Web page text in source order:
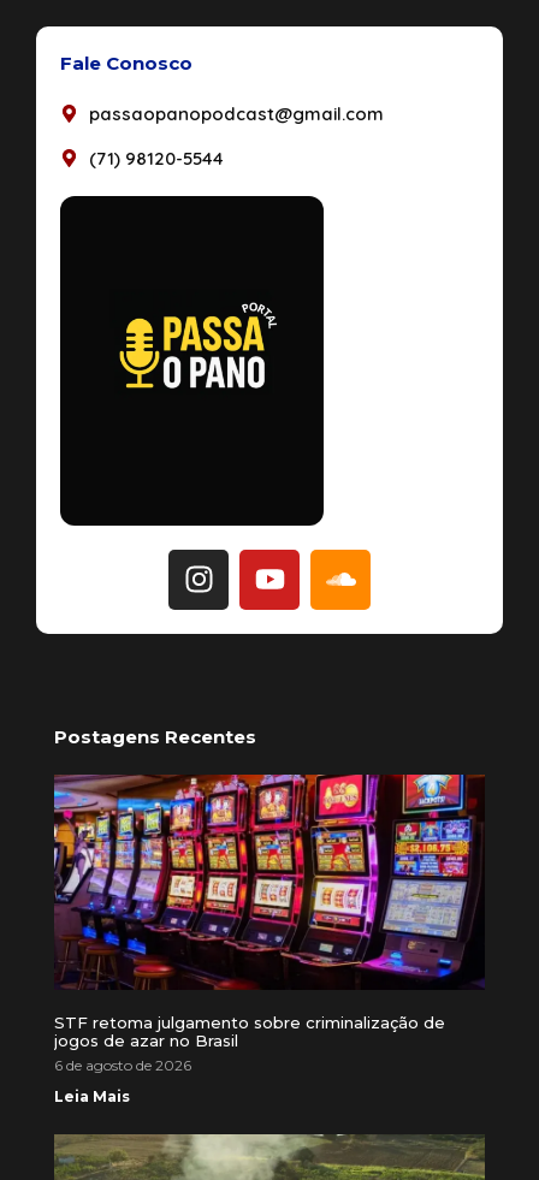
Fale Conosco
passaopanopodcast@gmail.com
(71) 98120-5544
Postagens Recentes
STF retoma julgamento sobre criminalização de
jogos de azar no Brasil
6 de agosto de 2026
Leia Mais